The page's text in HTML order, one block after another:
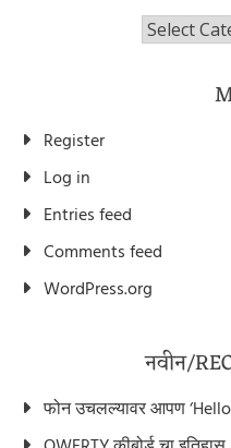
विभाग/
Register
Log in
Entries feed
Comments feed
WordPress.org
नवीन/
फोन उचलल्यावर आपण